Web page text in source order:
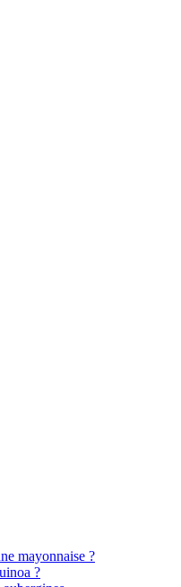
mayonnaise ?
?